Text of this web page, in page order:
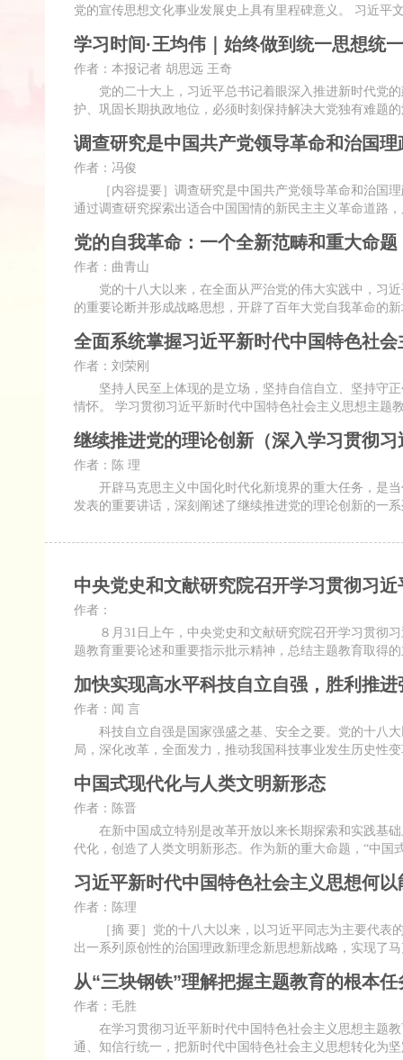
党的宣传思想文化事业发展史上具有里程碑意义。 习近
学习时间·王均伟｜始终做到统一思想统
作者：本报记者 胡思远 王奇
党的二十大上，习近平总书记着眼深入推进新时代党的
护、巩固长期执政地位，必须时刻保持解决大党独有难题
调查研究是中国共产党领导革命和治国
作者：冯俊
［内容提要］调查研究是中国共产党领导革命和治国理
通过调查研究探索出适合中国国情的新民主主义革命道路
党的自我革命：一个全新范畴和重大命题
作者：曲青山
党的十八大以来，在全面从严治党的伟大实践中，习近
的重要论断并形成战略思想，开辟了百年大党自我革命的
全面系统掌握习近平新时代中国特色社
作者：刘荣刚
坚持人民至上体现的是立场，坚持自信自立、坚持守正
情怀。 学习贯彻习近平新时代中国特色社会主义思想主
继续推进党的理论创新（深入学习贯彻
作者：陈 理
开辟马克思主义中国化时代化新境界的重大任务，是当
发表的重要讲话，深刻阐述了继续推进党的理论创新的一
中央党史和文献研究院召开学习贯彻习
作者：
８月31日上午，中央党史和文献研究院召开学习贯彻习
题教育重要论述和重要指示批示精神，总结主题教育取得
加快实现高水平科技自立自强，胜利推
作者：闻 言
科技自立自强是国家强盛之基、安全之要。党的十八大
局，深化改革，全面发力，推动我国科技事业发生历史性
中国式现代化与人类文明新形态
作者：陈晋
在新中国成立特别是改革开放以来长期探索和实践基础
代化，创造了人类文明新形态。作为新的重大命题，“中
习近平新时代中国特色社会主义思想何
作者：陈理
［摘 要］党的十八大以来，以习近平同志为主要代表的
出一系列原创性的治国理政新理念新思想新战略，实现了
从“三块钢铁”理解把握主题教育的根本任
作者：毛胜
在学习贯彻习近平新时代中国特色社会主义思想主题教
通、知信行统一，把新时代中国特色社会主义思想转化为